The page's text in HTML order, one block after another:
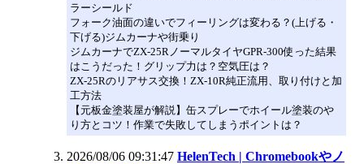
ラーシールド
フォーク油面の違いでフィーリングは変わる？(上げる・
下げる)ジムカーナや街乗り
ジムカーナでZX-25RノーマルタイヤGPR-300使った結果
はこうだった！グリップ力は？空気圧は？
ZX-25Rのリアサス交換！ZX-10R純正流用、取り付けと加
工方法
【元板金塗装屋が解説】缶スプレーでホイール塗装のや
り方とコツ！作業で失敗してしまうポイントは？
2026/08/06 09:31:47 HelenTech | Chromebookやノ